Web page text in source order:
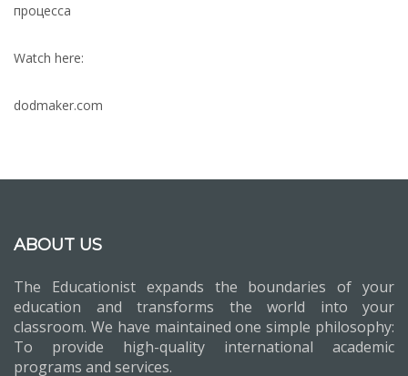
процесса
Watch here:
dodmaker.com
ABOUT US
The Educationist expands the boundaries of your
education and transforms the world into your
classroom. We have maintained one simple philosophy:
To provide high-quality international academic
programs and services.